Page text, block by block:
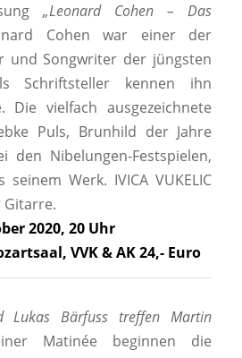
„Leonard Cohen – Das
Cohen war einer der
und Songwriter der jüngsten
Schriftsteller kennen ihn
Die vielfach ausgezeichnete
Puls, Brunhild der Jahre
den Nibelungen-Festspielen,
Werk. IVICA VUKELIC
Gitarre.
2020, 20 Uhr
VVK & AK 24,- Euro
Lukas Bärfuss treffen Martin
Matinée beginnen die